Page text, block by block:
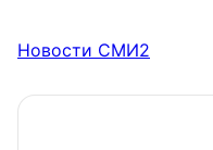
Новости СМИ2